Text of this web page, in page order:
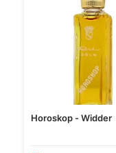
Horoskop - Widder